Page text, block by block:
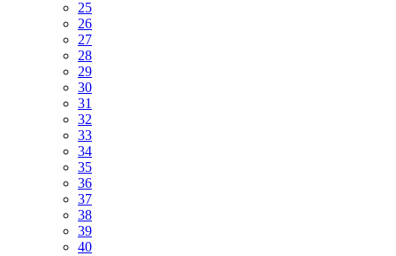
25
26
27
28
29
30
31
32
33
34
35
36
37
38
39
40